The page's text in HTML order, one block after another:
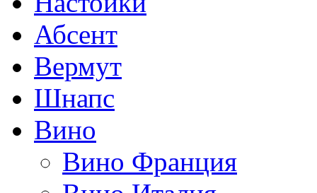
Абсент
Вермут
Шнапс
Вино
Вино Франция